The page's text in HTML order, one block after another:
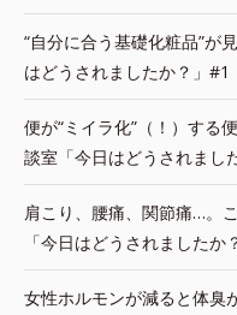
“自分に合う基礎化粧品”が
はどうされましたか？」#1
便が“ミイラ化”（！）する
談室「今日はどうされまし
肩こり、腰痛、関節痛…。
「今日はどうされましたか
女性ホルモンが減ると体臭